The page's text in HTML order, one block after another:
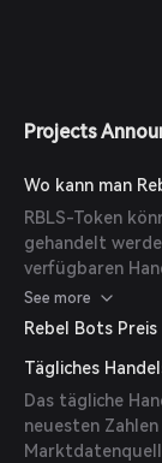
Projects
Wo kann man
RBLS-Token
gehandelt
verfügbaren
bitte die
See more
Rebel Bots Preis
Tägliches
Das tägliche
neuesten